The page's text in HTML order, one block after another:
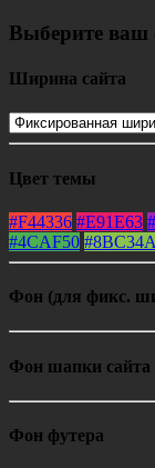
Выберите ваш
Ширина сайта
Цвет темы
#F44336 #E91E63
#4CAF50 #8BC34A
Фон (для фикс.
Фон шапки сайта
Фон футера